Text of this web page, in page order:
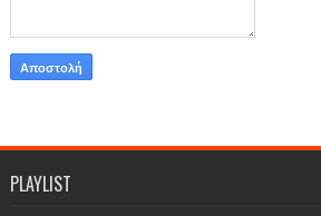
PLAYLIST